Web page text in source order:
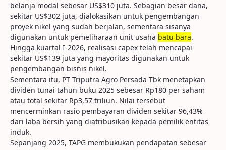
belanja modal sebesar US$310 juta. Sebagian besar dana,
sekitar US$302 juta, dialokasikan untuk pengembangan
proyek nikel yang sudah berjalan, sementara sisanya
digunakan untuk pemeliharaan unit usaha batu bara.
Hingga kuartal I-2026, realisasi capex telah mencapai
sekitar US$139 juta yang mayoritas digunakan untuk
pengembangan bisnis nikel.
Sementara itu, PT Triputra Agro Persada Tbk menetapkan
dividen tunai tahun buku 2025 sebesar Rp180 per saham
atau total sekitar Rp3,57 triliun. Nilai tersebut
mencerminkan rasio pembayaran dividen sekitar 96,43%
dari laba bersih yang diatribusikan kepada pemilik entitas
induk.
Sepanjang 2025, TAPG membukukan pendapatan sebesar